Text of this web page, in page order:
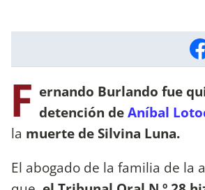
F ernando Burlando fue
detención deAníbal
la muerte de Silvina Luna.
El abogado de la familia de la